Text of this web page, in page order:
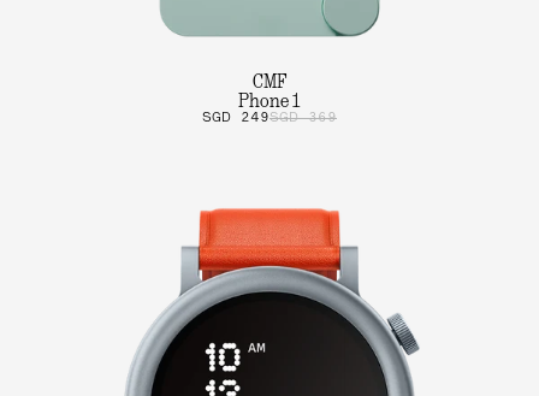
CMF
Phone 1
SGD 249SGD 369